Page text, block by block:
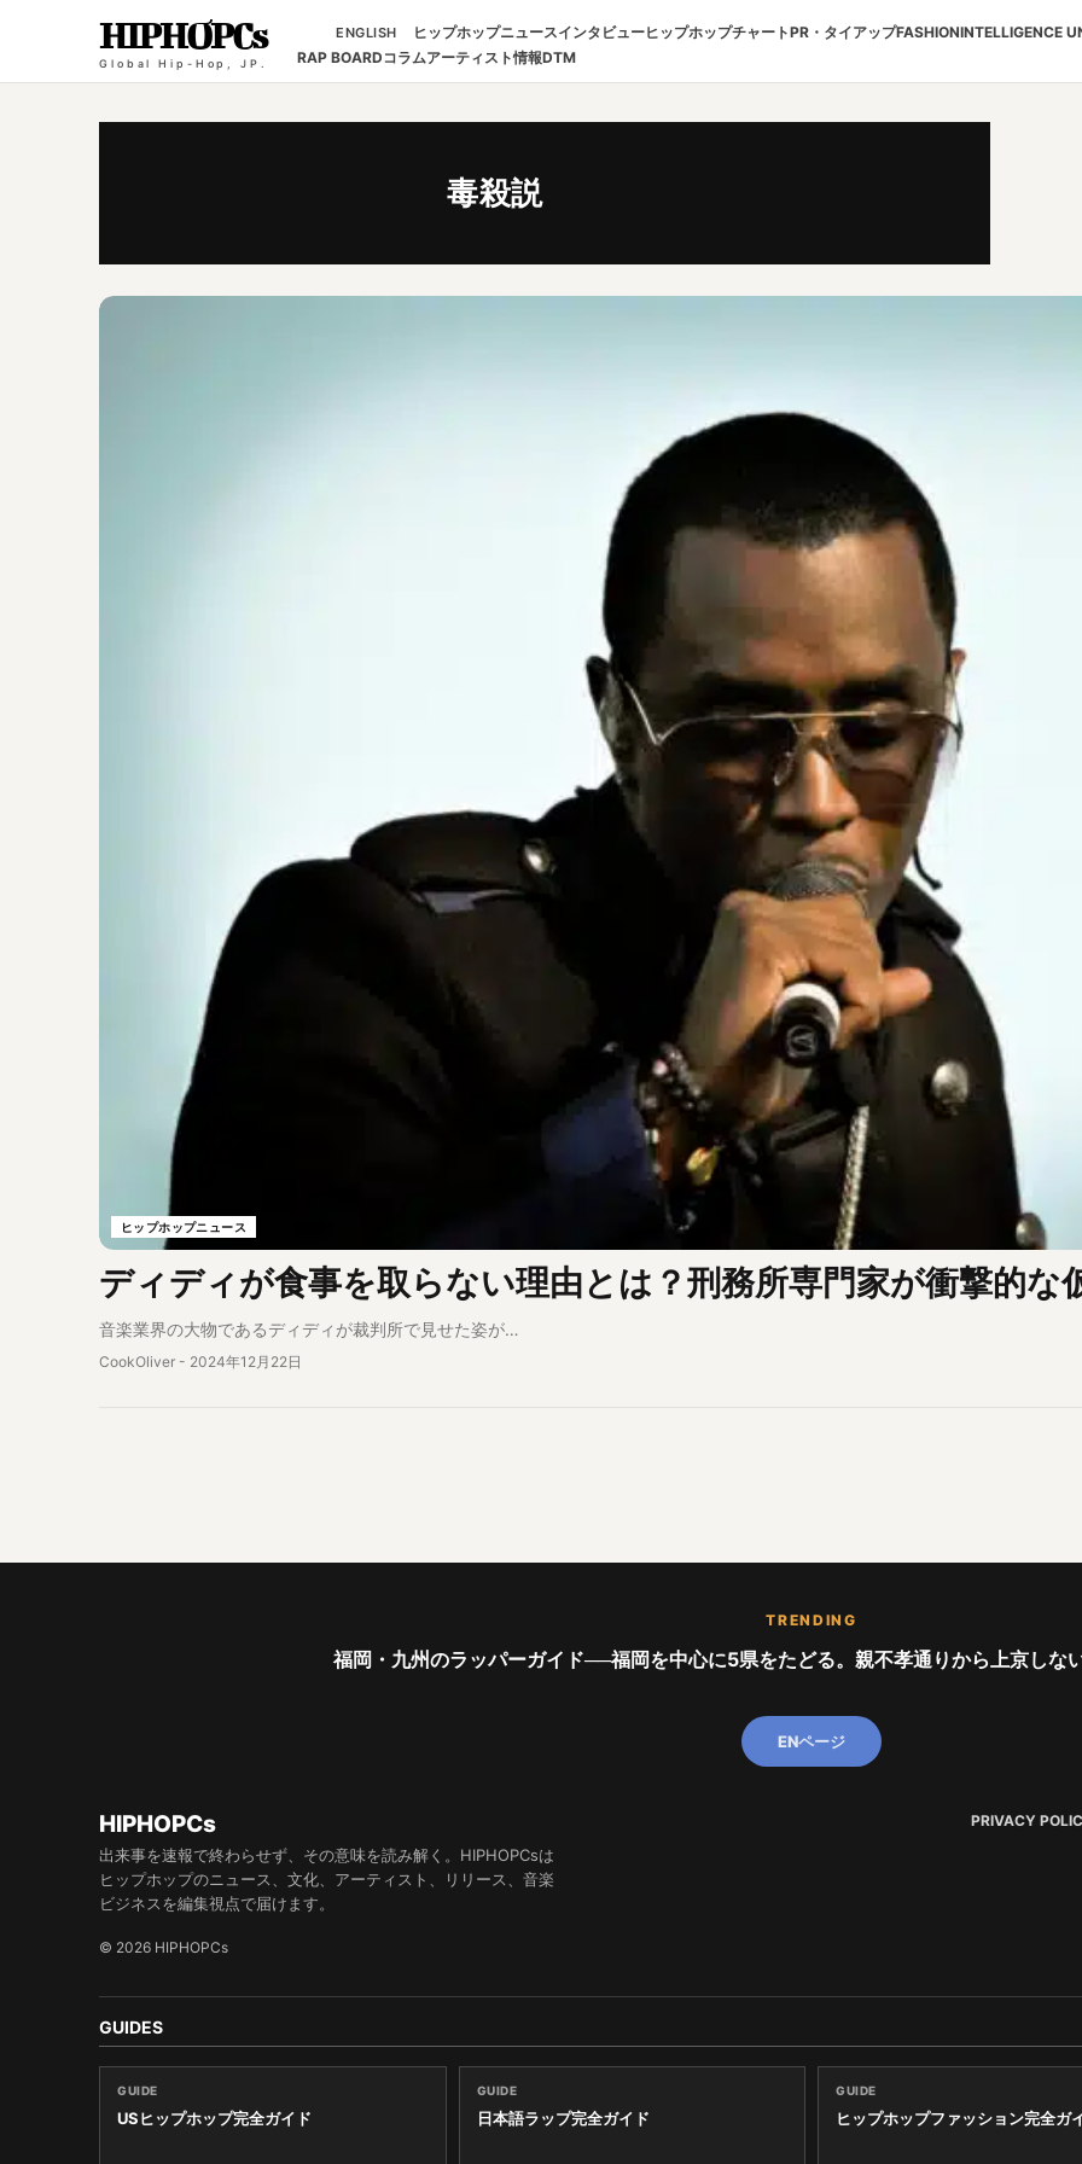
HIPHOPCs
Global Hip-Hop, JP.
ENGLISH ヒップホップニュースインタビューヒップホップチャートPR・タイアップFASHIONINTELLIGENCE
RAP BOARDコラムアーティスト情報DTM
毒殺説
ヒップホップニュース
ディディが食事を取らない理由とは？刑務所専門家が衝撃的な
音楽業界の大物であるディディが裁判所で見せた姿が…
CookOliver - 2024年12月22日
TRENDING
福岡・九州のラッパーガイド──福岡を中心に5県をたどる。親不孝通りから上京しな
ENページ
HIPHOPCs
出来事を速報で終わらせず、その意味を読み解く。HIPHOPCsは
ヒップホップのニュース、文化、アーティスト、リリース、音楽
ビジネスを編集視点で届けます。
© 2026 HIPHOPCs
PRIVACY
GUIDES
GUIDE
USヒップホップ完全ガイド
GUIDE
日本語ラップ完全ガイド
GUIDE
ヒップホップファッション完全ガ